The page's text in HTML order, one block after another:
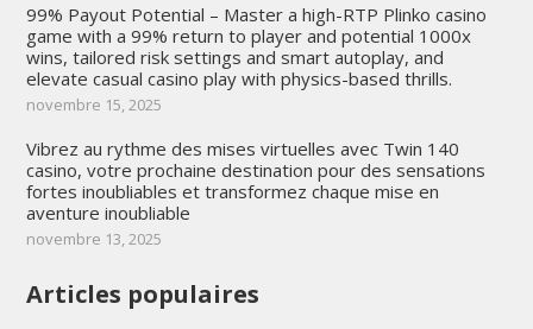
99% Payout Potential – Master a high-RTP Plinko casino
game with a 99% return to player and potential 1000x
wins, tailored risk settings and smart autoplay, and
elevate casual casino play with physics-based thrills.
novembre 15, 2025
Vibrez au rythme des mises virtuelles avec Twin 140
casino, votre prochaine destination pour des sensations
fortes inoubliables et transformez chaque mise en
aventure inoubliable
novembre 13, 2025
Articles populaires